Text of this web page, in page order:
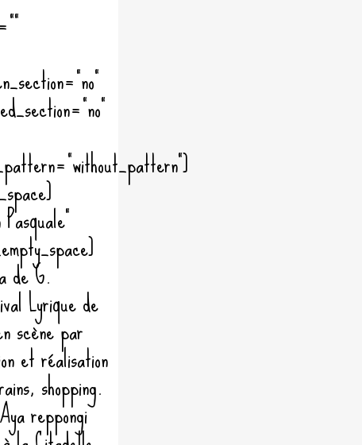
de G.
Lyrique de
scène par
et réalisation
shopping.
reppongi